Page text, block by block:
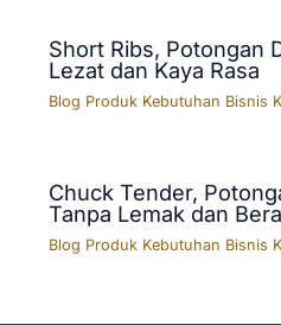
Short Ribs, Potongan
Lezat dan Kaya Rasa
Blog Produk Kebutuhan Bisnis
Chuck Tender,
Tanpa Lemak dan
Blog Produk Kebutuhan Bisnis